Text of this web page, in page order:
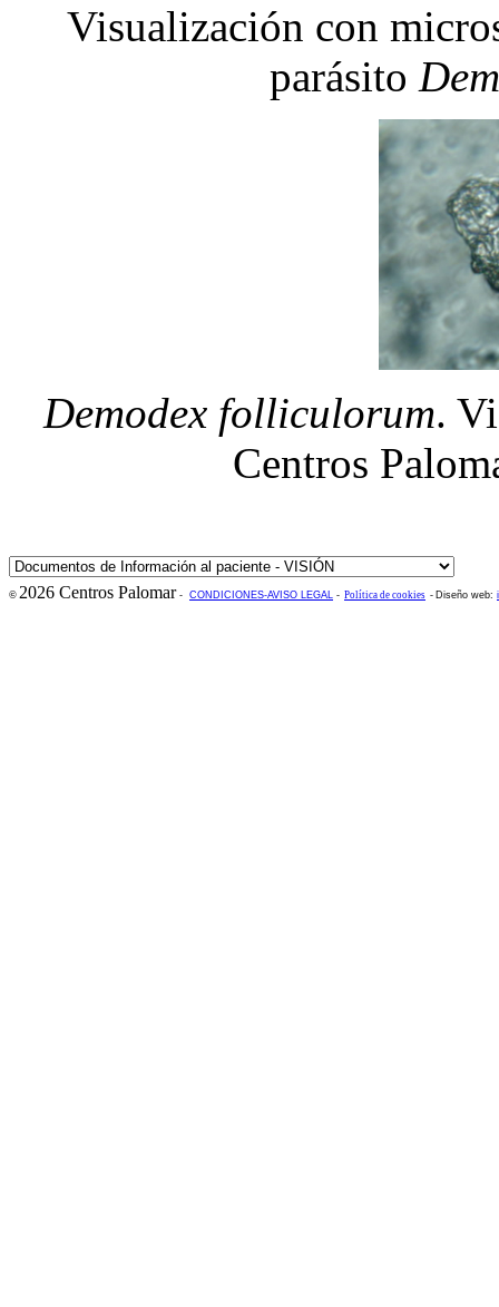
Visualización con
parásito
Demodex folliculorum.
Centros
© 2026 Centros Palomar- CONDICIONES-AVISO LEGAL - Política de cookies - Diseño web: